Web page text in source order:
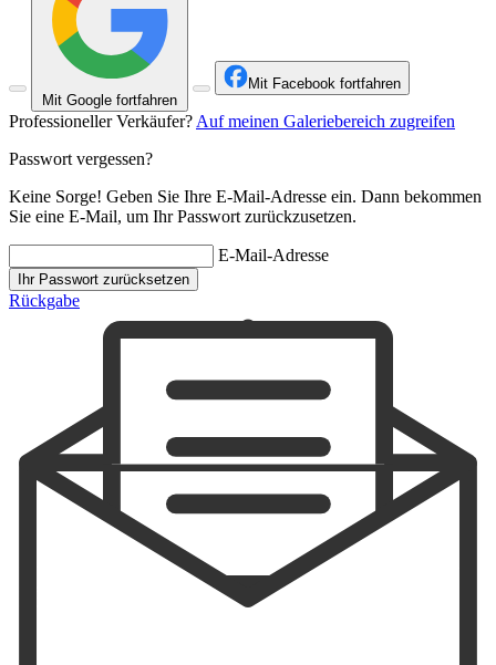
Mit Google fortfahren
Mit Facebook fortfahren
Professioneller Verkäufer? Auf meinen Galeriebereich zugreifen
Passwort vergessen?
Keine Sorge! Geben Sie Ihre E-Mail-Adresse ein. Dann bekommen
Sie eine E-Mail, um Ihr Passwort zurückzusetzen.
E-Mail-Adresse
Ihr Passwort zurücksetzen
Rückgabe